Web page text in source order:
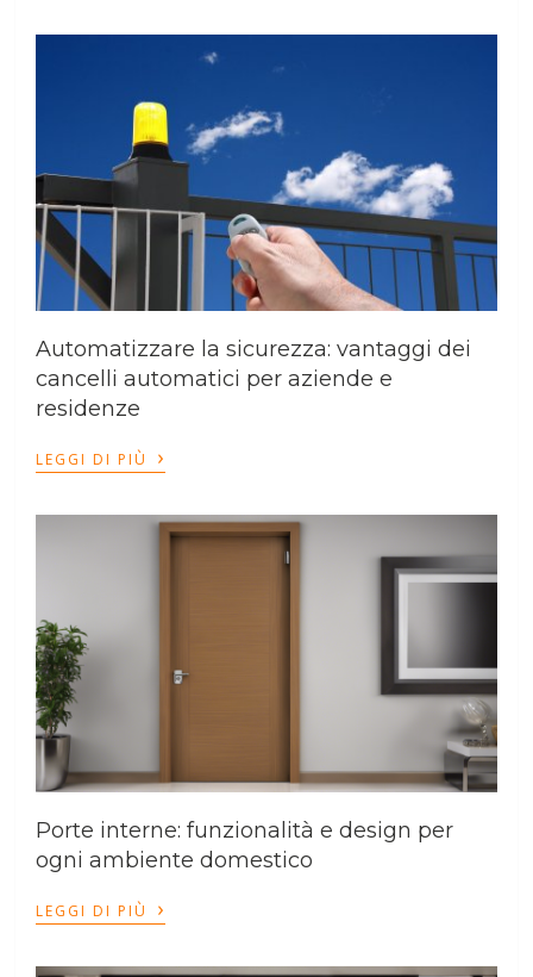
Automatizzare la sicurezza: vantaggi dei
cancelli automatici per aziende e
residenze
LEGGI DI PIÙ ›
Porte interne: funzionalità e design per
ogni ambiente domestico
LEGGI DI PIÙ ›